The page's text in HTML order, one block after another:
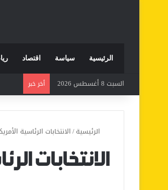
الرئيسية سياسة اقتصاد
السبت 8 أغسطس 2026 أخر خبر
الرئيسية/الانتخابات الرئاسية
الانتخابات